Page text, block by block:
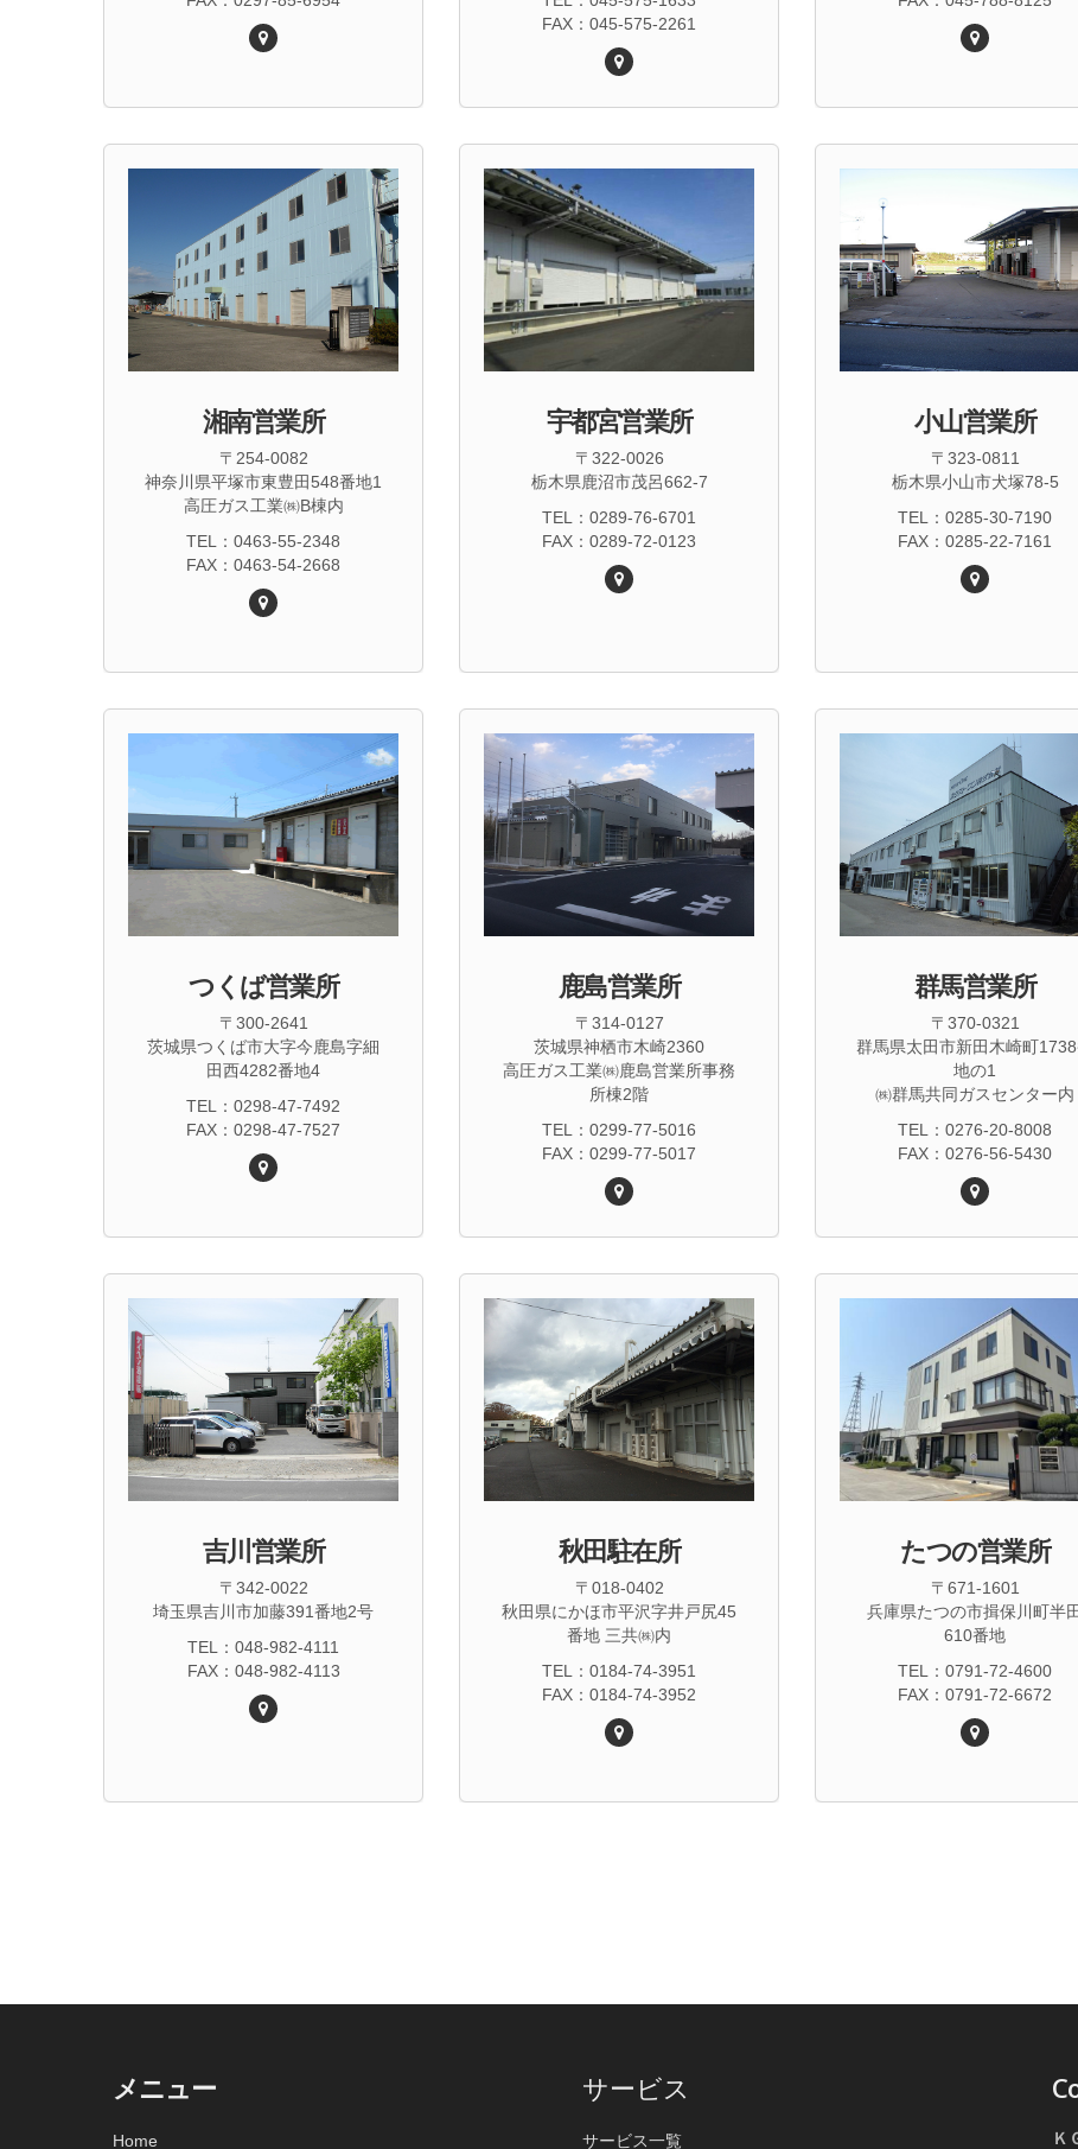
FAX：045-575-2261
湘南営業所
〒254-0082
神奈川県平塚市東豊田548番地1
高圧ガス工業㈱B棟内
TEL：0463-55-2348
FAX：0463-54-2668
宇都宮営業所
〒322-0026
栃木県鹿沼市茂呂662-7
TEL：0289-76-6701
FAX：0289-72-0123
小山営業所
〒323-0811
栃木県小山市犬塚78-5
TEL：0285-30-7190
FAX：0285-22-7161
つくば営業所
〒300-2641
茨城県つくば市大字今鹿島字細
田西4282番地4
TEL：0298-47-7492
FAX：0298-47-7527
鹿島営業所
〒314-0127
茨城県神栖市木崎2360
高圧ガス工業㈱鹿島営業所事務
所棟2階
TEL：0299-77-5016
FAX：0299-77-5017
群馬営業所
〒370-0321
群馬県太田市新田木崎町
地の1
㈱群馬共同ガスセンター内
TEL：0276-20-8008
FAX：0276-56-5430
吉川営業所
〒342-0022
埼玉県吉川市加藤391番地2号
TEL：048-982-4111
FAX：048-982-4113
秋田駐在所
〒018-0402
秋田県にかほ市平沢字井戸尻45
番地 三共㈱内
TEL：0184-74-3951
FAX：0184-74-3952
たつの営業所
〒671-1601
兵庫県たつの市揖保川町半田
610番地
TEL：0791-72-4600
FAX：0791-72-6672
メニュー
Home
サービス
サービス一覧 Ｋ